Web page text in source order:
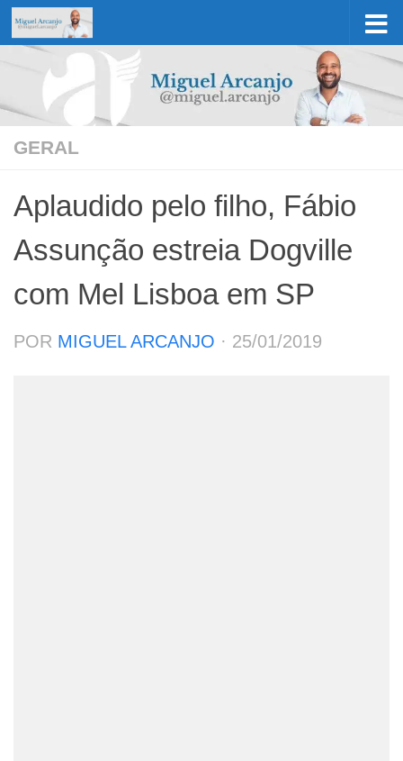
Skip to content
GERAL
Aplaudido pelo filho, Fábio
Assunção estreia Dogville
com Mel Lisboa em SP
POR MIGUEL ARCANJO · 25/01/2019